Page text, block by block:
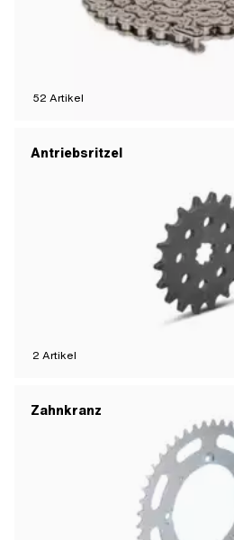
52 Artikel
Antriebsritzel
2 Artikel
Zahnkranz